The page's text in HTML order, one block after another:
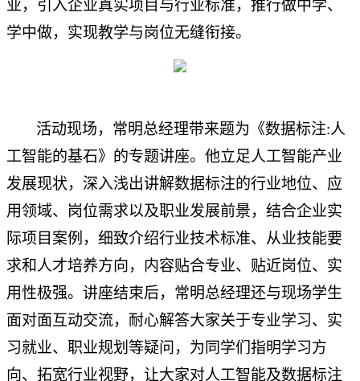
业，引入企业真实项目与行业标准，推行做中学、
学中做，实现教学与岗位无缝衔接。
活动现场，常明总经理带来题为《数据标注:人
工智能的基石》的专题讲座。他立足人工智能产业
发展现状，深入浅出讲解数据标注的行业地位、应
用领域、岗位需求以及职业发展前景，结合企业实
际项目案例，细致介绍行业技术标准、从业技能要
求和人才培养方向，内容贴合专业、贴近岗位、实
用性极强。讲座结束后，常明总经理还与现场学生
面对面互动交流，耐心解答大家关于专业学习、实
习就业、职业规划等疑问，为同学们指明学习方
向、拓宽行业视野，让大家对人工智能及数据标注